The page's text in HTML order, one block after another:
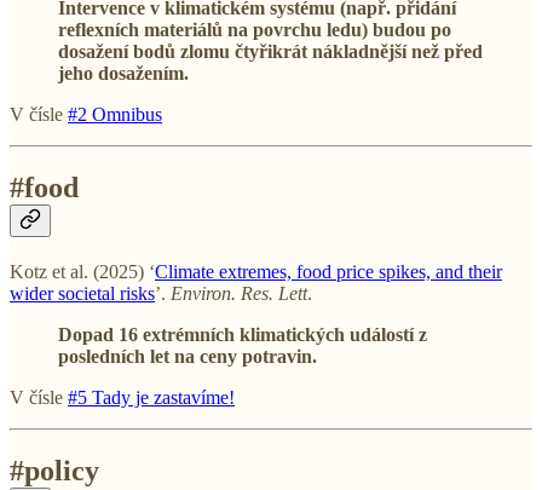
Intervence v klimatickém systému (např. přidání
reflexních materiálů na povrchu ledu) budou po
dosažení bodů zlomu čtyřikrát nákladnější než před
jeho dosažením.
V čísle #2 Omnibus
#food
Kotz et al. (2025) ‘Climate extremes, food price spikes, and their
wider societal risks’. Environ. Res. Lett.
Dopad 16 extrémních klimatických událostí z
posledních let na ceny potravin.
V čísle #5 Tady je zastavíme!
#policy